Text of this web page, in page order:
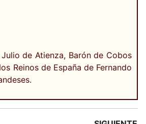
de Atienza, Barón de Cobos
Reinos de España de Fernando